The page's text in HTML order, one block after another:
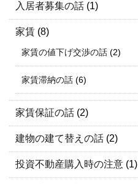
入居者募集の話 (1)
家賃 (8)
家賃の値下げ交渉の話 (2)
家賃滞納の話 (6)
家賃保証の話 (2)
建物の建て替えの話 (2)
投資不動産購入時の注意 (1)